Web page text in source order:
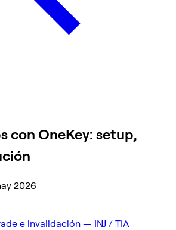
con OneKey: setup,
2026
e invalidación — INJ / TIA